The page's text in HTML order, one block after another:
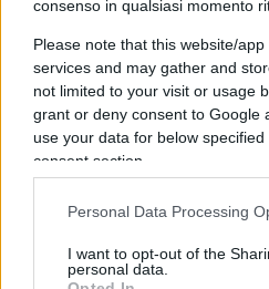
consenso in qualsiasi momento
Please note that this website/
services and may gather and
not limited to your visit or usage
grant or deny consent to Google
use your data for below
consent section.
Personal Data Processing
I want to opt-out of the
personal data.
psichiatrica del professor
che, a causa del rifiuto –
comprensibile – di
dell’indagato, dovrà
sequestrata dagli
probabilmente anche sui
di Sempio e sulle